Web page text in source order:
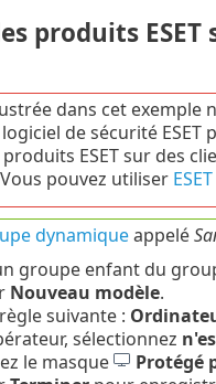
produits
dans cet exemple
de sécurité ESET
ESET sur des
pouvez utiliser
dynamiqueappelé
groupe enfant du
Nouveau modèle.
suivante :
sélectionnez
le masque
Protégé